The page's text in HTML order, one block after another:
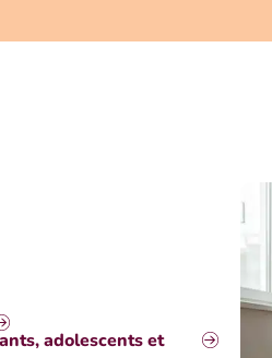
adolescents et